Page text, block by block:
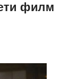
филм